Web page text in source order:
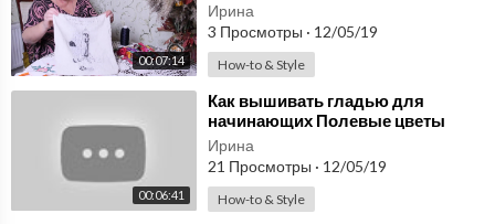
00:07:14
Ирина
3 Просмотры · 12/05/19
How-to & Style
00:06:41
⁣Как вышивать гладью для
начинающих Полевые цветы
Процесс вышивания
Ирина
21 Просмотры · 12/05/19
How-to & Style